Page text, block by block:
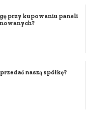
przy kupowaniu paneli
naszą spółkę?